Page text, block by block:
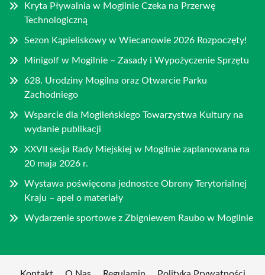
Kryta Pływalnia w Mogilnie Czeka na Przerwę
Technologiczną
Sezon Kąpieliskowy w Wiecanowie 2026 Rozpoczęty!
Minigolf w Mogilnie – Zasady i Wypożyczenie Sprzętu
628. Urodziny Mogilna oraz Otwarcie Parku
Zachodniego
Wsparcie dla Mogileńskiego Towarzystwa Kultury na
wydanie publikacji
XXVII sesja Rady Miejskiej w Mogilnie zaplanowana na
20 maja 2026 r.
Wystawa poświęcona jednostce Obrony Terytorialnej
Kraju – apel o materiały
Wydarzenie sportowe z Zbigniewem Raubo w Mogilnie